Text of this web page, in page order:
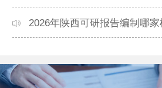
靠谱？正规团队推荐
2026年陕西可研报告编制哪